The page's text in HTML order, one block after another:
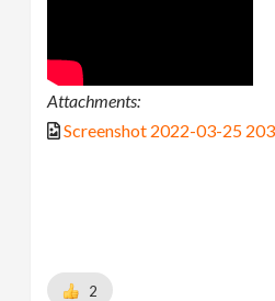
Attachments:
Screenshot 2022-03-25
2